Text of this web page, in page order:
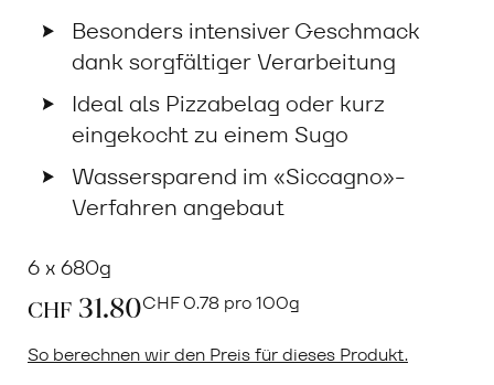
Besonders intensiver Geschmack
dank sorgfältiger Verarbeitung
Ideal als Pizzabelag oder kurz
eingekocht zu einem Sugo
Wassersparend im «Siccagno»-
Verfahren angebaut
6 x 680g
CHF 31.80CHF0.78 pro 100g
So berechnen wir den Preis für dieses Produkt.